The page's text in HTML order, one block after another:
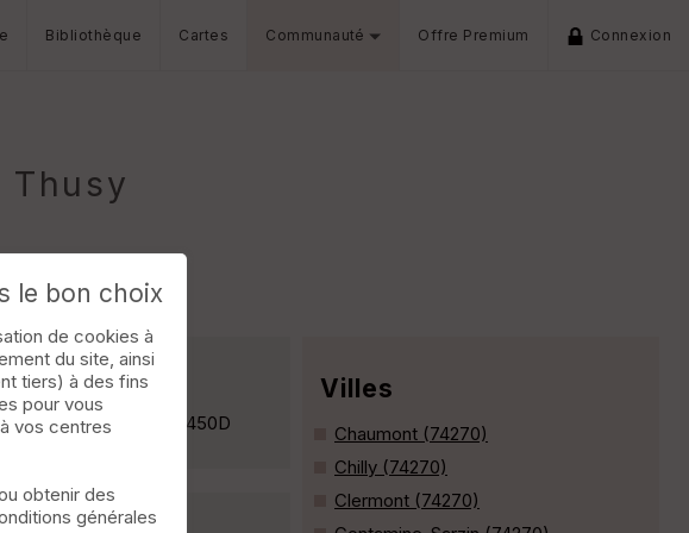
Bibliothèque Cartes Communauté Offre Premium Connexion
Thusy
Villette-Vars 19Kms 450D
Villes
Chaumont (74270)
Chilly (74270)
Clermont (74270)
le bon choix
de cookies à
du site, ainsi
tiers) à des fins
pour vous
vos centres
obtenir des
générales